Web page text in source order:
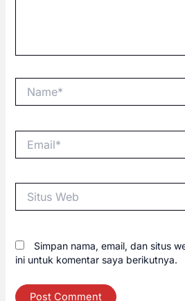
Web
Simpan nama, email, dan situs
ini untuk komentar saya berikutnya.